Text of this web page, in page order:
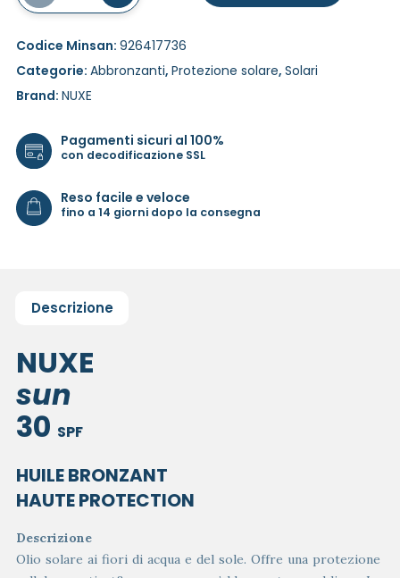
Codice Minsan: 926417736
Categorie: Abbronzanti, Protezione solare, Solari
Brand: NUXE
Pagamenti sicuri al 100%
con decodificazione SSL
Reso facile e veloce
fino a 14 giorni dopo la consegna
Descrizione
NUXE
sun
30 SPF
HUILE BRONZANT
HAUTE PROTECTION
Descrizione
Olio solare ai fiori di acqua e del sole. Offre una protezione